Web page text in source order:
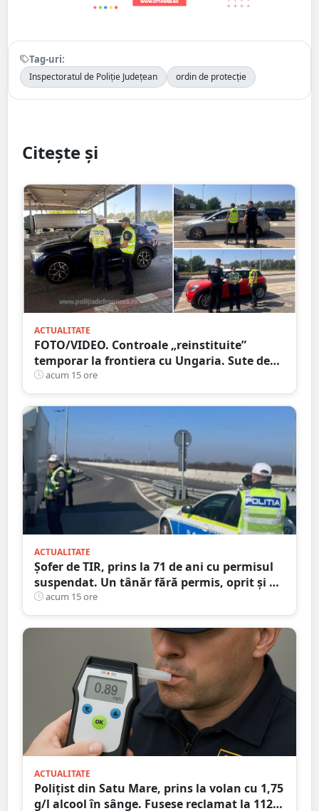
Tag-uri:
Inspectoratul de Poliție Județean ordin de protecție
Citește și
ACTUALITATE
FOTO/VIDEO. Controale „reinstituite”
temporar la frontiera cu Ungaria. Sute de
persoane și mașini, verificate în județul
Satu Mare
acum 15 ore
ACTUALITATE
Șofer de TIR, prins la 71 de ani cu permisul
suspendat. Un tânăr fără permis, oprit și el
la Petea
acum 15 ore
ACTUALITATE
Polițist din Satu Mare, prins la volan cu 1,75
g/l alcool în sânge. Fusese reclamat la 112